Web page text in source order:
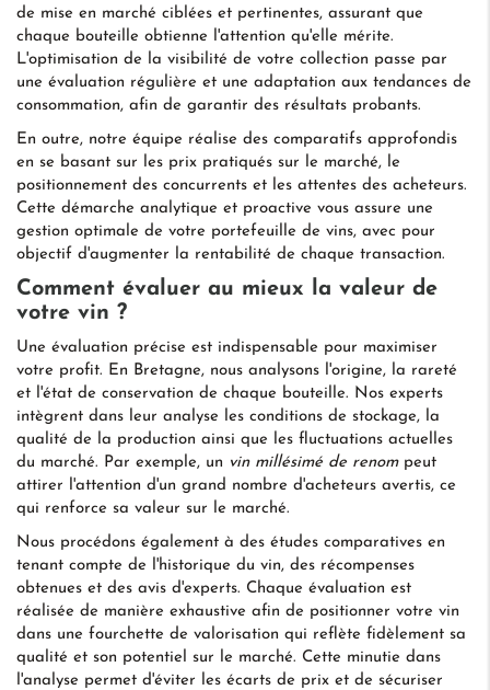
de mise en marché ciblées et pertinentes, assurant que
chaque bouteille obtienne l'attention qu'elle mérite.
L'optimisation de la visibilité de votre collection passe par
une évaluation régulière et une adaptation aux tendances de
consommation, afin de garantir des résultats probants.
En outre, notre équipe réalise des comparatifs approfondis
en se basant sur les prix pratiqués sur le marché, le
positionnement des concurrents et les attentes des acheteurs.
Cette démarche analytique et proactive vous assure une
gestion optimale de votre portefeuille de vins, avec pour
objectif d'augmenter la rentabilité de chaque transaction.
Comment évaluer au mieux la valeur de
votre vin ?
Une évaluation précise est indispensable pour maximiser
votre profit. En Bretagne, nous analysons l'origine, la rareté
et l'état de conservation de chaque bouteille. Nos experts
intègrent dans leur analyse les conditions de stockage, la
qualité de la production ainsi que les fluctuations actuelles
du marché. Par exemple, un vin millésimé de renompeut
attirer l'attention d'un grand nombre d'acheteurs avertis, ce
qui renforce sa valeur sur le marché.
Nous procédons également à des études comparatives en
tenant compte de l'historique du vin, des récompenses
obtenues et des avis d'experts. Chaque évaluation est
réalisée de manière exhaustive afin de positionner votre vin
dans une fourchette de valorisation qui reflète fidèlement sa
qualité et son potentiel sur le marché. Cette minutie dans
l'analyse permet d'éviter les écarts de prix et de sécuriser